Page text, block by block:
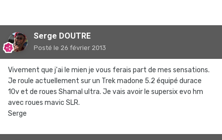
Serge DOUTRE
Posté le 26 février 2013
Vivement que j'ai le mien je vous ferais part de mes sensations.
Je roule actuellement sur un Trek madone 5.2 équipé durace
10v et de roues Shamal ultra. Je vais avoir le supersix evo hm
avec roues mavic SLR.
Serge